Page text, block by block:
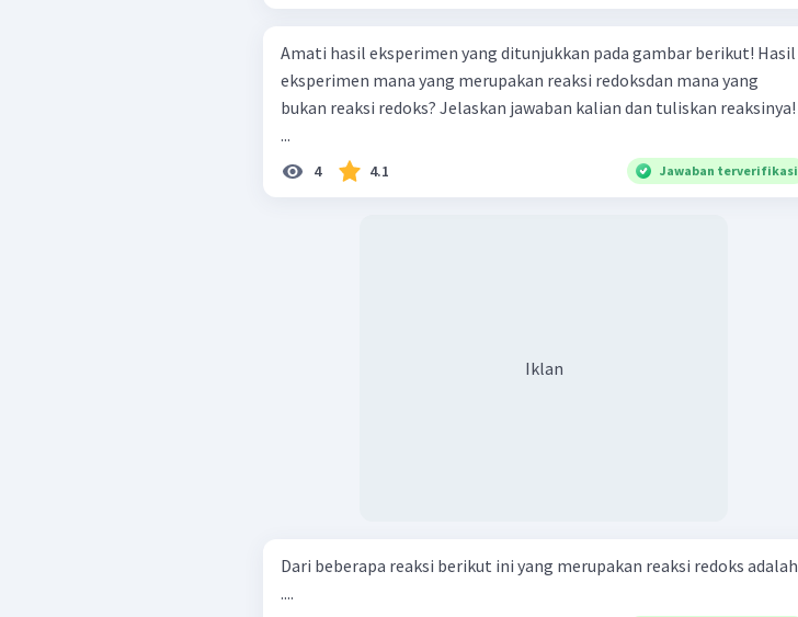
Amati hasil eksperimen yang ditunjukkan pada gambar berikut! Hasil
eksperimen mana yang merupakan reaksi redoksdan mana yang
bukan reaksi redoks? Jelaskan jawaban kalian dan tuliskan reaksinya!
...
4 4.1 Jawaban terverifikasi
Iklan
Dari beberapa reaksi berikut ini yang merupakan reaksi redoks adalah
....